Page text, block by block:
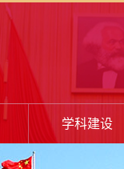
学科建设